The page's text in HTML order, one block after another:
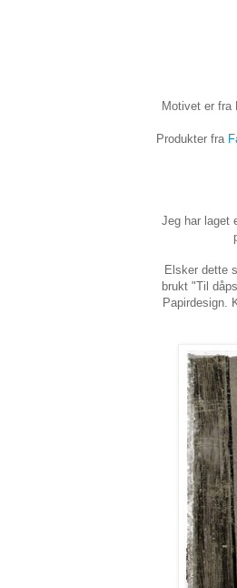
Motivet er fra
Produkter fra
Jeg har laget
Elsker dette
brukt "Til
Papirdesign.